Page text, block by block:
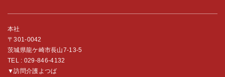
本社
〒301-0042
茨城県龍ケ崎市長山7-13-5
TEL : 029-846-4132
▼訪問介護よつば